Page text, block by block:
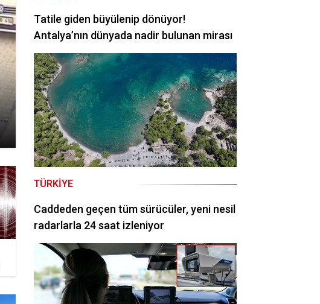
Tatile giden büyülenip dönüyor!
Antalya’nın dünyada nadir bulunan mirası
TÜRKIYE
Caddeden geçen tüm sürücüler, yeni nesil
radarlarla 24 saat izleniyor